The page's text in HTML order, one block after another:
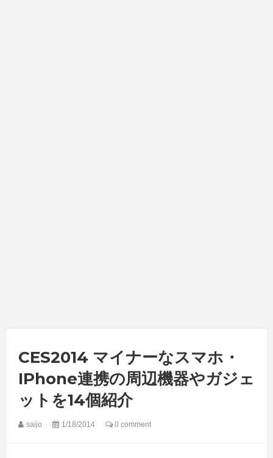
CES2014 マイナーなスマホ・
IPhone連携の周辺機器やガジェ
ットを14個紹介
saijo 1/18/2014 0 comment